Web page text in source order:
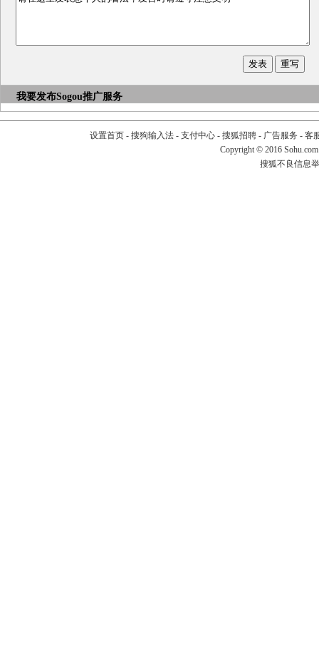
我要发布Sogou推广服务
设置首页- 搜狗输入法- 支付中心- 搜狐招聘- 广告服务 - 客
Copyright © 2016
搜狐不良信息